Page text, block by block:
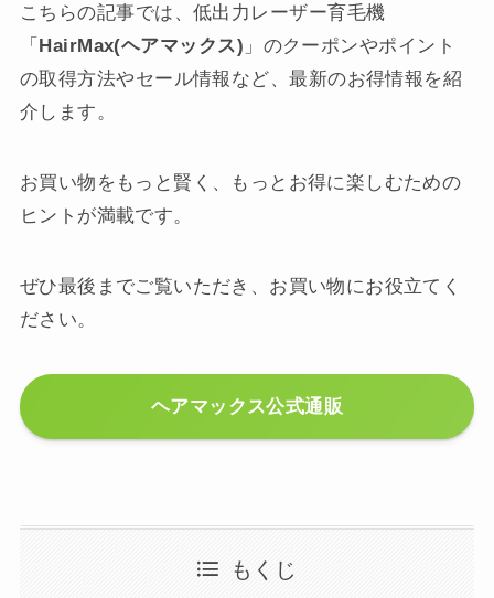
こちらの記事では、低出力レーザー育毛機
「 HairMax(ヘアマックス) 」のクーポンやポイント
の取得方法やセール情報など、最新のお得情報を紹
介します。
お買い物をもっと賢く、もっとお得に楽しむための
ヒントが満載です。
ぜひ最後までご覧いただき、お買い物にお役立てく
ださい。
ヘアマックス公式通販
もくじ